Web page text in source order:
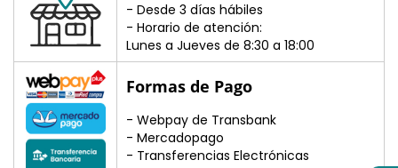
- Desde 3 días hábiles
- Horario de atención:
Lunes a Jueves de 8:30 a 18:00
Formas de Pago
- Webpay de Transbank
- Mercadopago
- Transferencias Electrónicas